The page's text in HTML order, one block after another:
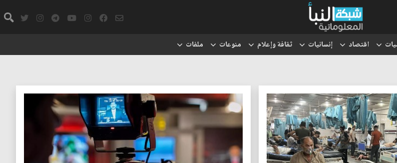
اقتصاد إنسانيات ثقافة وإعلام منوعات ملفات